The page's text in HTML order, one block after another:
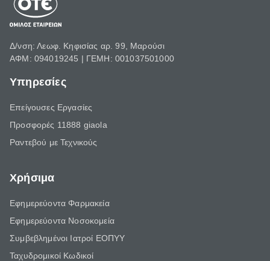
Δ/νση: Λεωφ. Κηφισίας αρ. 99, Μαρούσι
ΑΦΜ: 094019245 | ΓΕΜΗ: 001037501000
Υπηρεσίες
Επείγουσες Εργασίες
Προσφορές 11888 giaola
Ραντεβού με Τεχνικούς
Χρήσιμα
Εφημερεύοντα Φαρμακεία
Εφημερεύοντα Νοσοκομεία
Συμβεβλημένοι Ιατροί ΕΟΠΥΥ
Ταχυδρομικοί Κωδικοί